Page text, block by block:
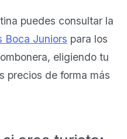
puedes consultar la
Boca Juniors para los
eligiendo tu
precios de forma más